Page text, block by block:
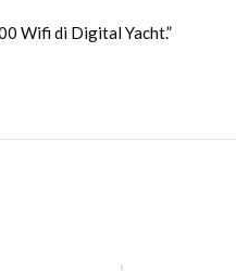
Wifi di Digital Yacht.”